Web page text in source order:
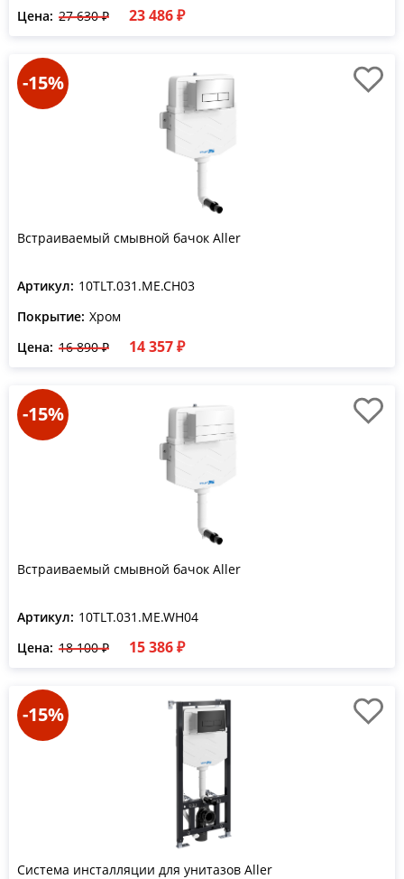
Цена: 27 630 ₽ 23 486 ₽
-15%
Встраиваемый смывной бачок Aller
Артикул: 10TLT.031.ME.CH03
Покрытие: Хром
Цена: 16 890 ₽ 14 357 ₽
-15%
Встраиваемый смывной бачок Aller
Артикул: 10TLT.031.ME.WH04
Цена: 18 100 ₽ 15 386 ₽
-15%
Система инсталляции для унитазов Aller